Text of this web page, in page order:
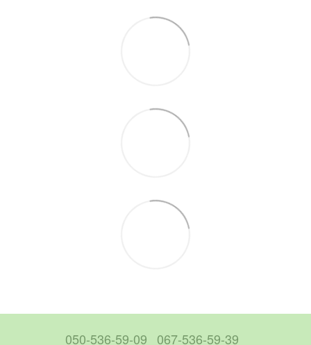
050-536-59-09 067-536-59-39